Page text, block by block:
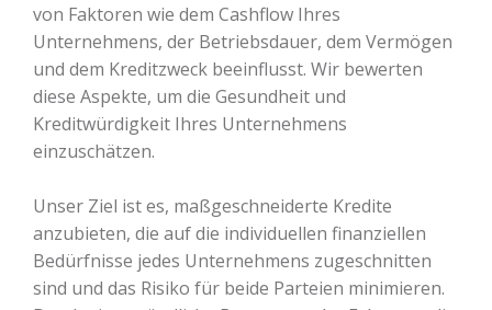
von Faktoren wie dem Cashflow Ihres
Unternehmens, der Betriebsdauer, dem Vermögen
und dem Kreditzweck beeinflusst. Wir bewerten
diese Aspekte, um die Gesundheit und
Kreditwürdigkeit Ihres Unternehmens
einzuschätzen.
Unser Ziel ist es, maßgeschneiderte Kredite
anzubieten, die auf die individuellen finanziellen
Bedürfnisse jedes Unternehmens zugeschnitten
sind und das Risiko für beide Parteien minimieren.